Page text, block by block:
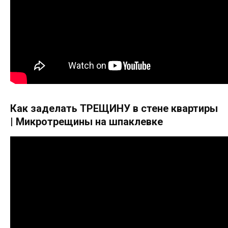
Как заделать ТРЕЩИНУ в стене квартиры
| Микротрещины на шпаклевке